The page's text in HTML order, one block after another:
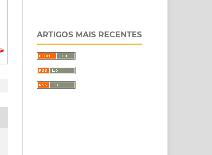
ARTIGOS MAIS RECENTES